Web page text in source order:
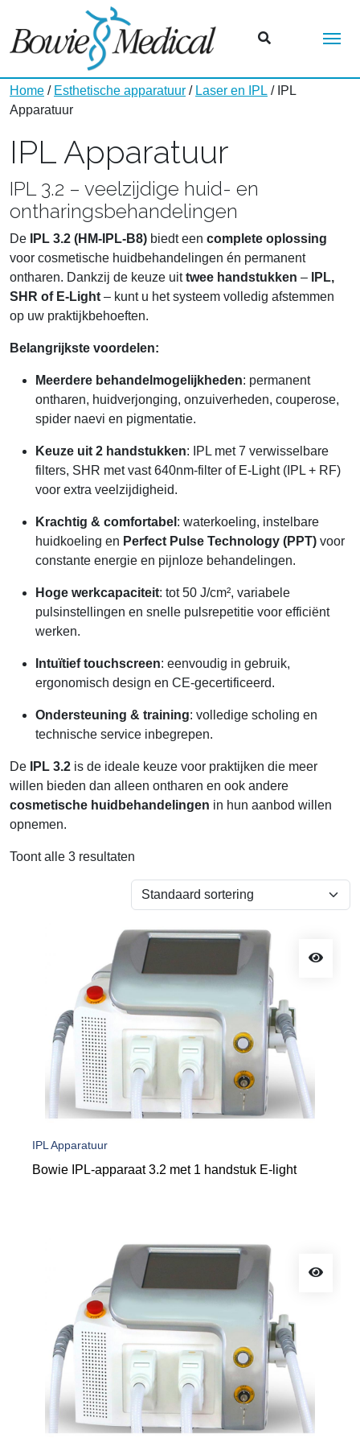
Home / Esthetische apparatuur / Laser en IPL / IPL
Apparatuur
IPL Apparatuur
IPL 3.2 – veelzijdige huid- en
ontharingsbehandelingen
De IPL 3.2 (HM-IPL-B8) biedt een complete oplossing
voor cosmetische huidbehandelingen én permanent
ontharen. Dankzij de keuze uittwee handstukken –
IPL,
SHR of E-Light – kunt u het systeem volledig afstemmen
op uw praktijkbehoeften.
Belangrijkste voordelen:
Meerdere behandelmogelijkheden: permanent
ontharen, huidverjonging, onzuiverheden, couperose,
spider naevi en pigmentatie.
Keuze uit 2 handstukken: IPL met 7 verwisselbare
filters, SHR met vast 640nm-filter of E-Light (IPL + RF)
voor extra veelzijdigheid.
Krachtig & comfortabel : waterkoeling, instelbare
huidkoeling en Perfect Pulse Technology (PPT) voor
constante energie en pijnloze behandelingen.
Hoge werkcapaciteit: tot 50 J/cm², variabele
pulsinstellingen en snelle pulsrepetitie voor efficiënt
werken.
Intuïtief touchscreen: eenvoudig in gebruik,
ergonomisch design en CE-gecertificeerd.
Ondersteuning & training: volledige scholing en
technische service inbegrepen.
De IPL 3.2 is de ideale keuze voor praktijken die meer
willen bieden dan alleen ontharen en ook andere
cosmetische huidbehandelingen in hun aanbod willen
opnemen.
Toont alle 3 resultaten
IPL Apparatuur
Bowie IPL-apparaat 3.2 met 1 handstuk E-light